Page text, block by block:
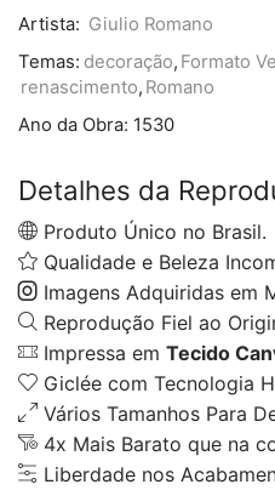
Artista: Giulio Romano
Temas: decoração, Formato
renascimento, Romano
Ano da Obra: 1530
Detalhes da
Produto Único no Brasil.
Qualidade e Beleza
Imagens Adquiridas em
Reprodução Fiel ao
Impressa em Tecido
Giclée com Tecnologia
Vários Tamanhos Para
4x Mais Barato que na
Liberdade nos